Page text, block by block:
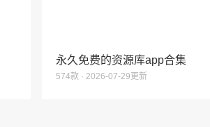
永久免费的资源库app合集
574款 · 2026-07-29更新